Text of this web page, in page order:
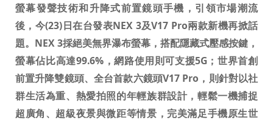
Select Location
螢幕發聲技術和升降式前置鏡頭手機，引領市場潮流
後，今(23)日在台發表NEX 3及V17 Pro兩款新機再掀話
題。 NEX 3採絕美無界瀑布螢幕，搭配隱藏式壓感按鍵，
螢幕佔比高達99.6%，網路使用則可支援5G ；世界首創
前置升降雙鏡頭、全台首款六鏡頭V17 Pro ，則針對以社
群生活為重、熱愛拍照的年輕族群設計，輕鬆一機捕捉
超廣角、超級夜景與微距等情景，完美滿足手機原生世